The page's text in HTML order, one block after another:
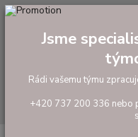
tel: +420 737 200 336
Jsme
Rádi vašemu týmu
+420 737 200 336 nebo